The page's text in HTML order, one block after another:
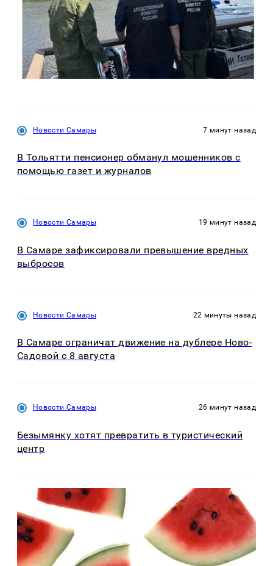
Новости Самары 7 минут назад
В Тольятти пенсионер обманул мошенников с
помощью газет и журналов
Новости Самары 19 минут назад
В Самаре зафиксировали превышение вредных
выбросов
Новости Самары 22 минуты назад
В Самаре ограничат движение на дублере Ново-
Садовой с 8 августа
Новости Самары 26 минут назад
Безымянку хотят превратить в туристический
центр